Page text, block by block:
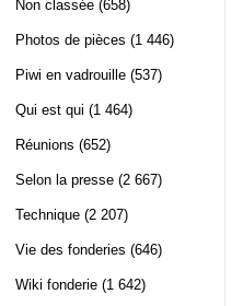
Non classée (658)
Photos de pièces (1 446)
Piwi en vadrouille (537)
Qui est qui (1 464)
Réunions (652)
Selon la presse (2 667)
Technique (2 207)
Vie des fonderies (646)
Wiki fonderie (1 642)